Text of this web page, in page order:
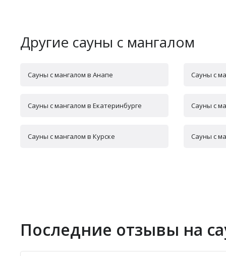
Другие сауны с мангалом
Сауны с мангалом в Анапе Сауны с
Сауны с мангалом в Екатеринбурге Сауны с
Сауны с мангалом в Курске Сауны с
Последние отзывы на